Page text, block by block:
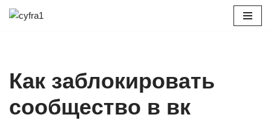
Как заблокировать
сообщество в вк